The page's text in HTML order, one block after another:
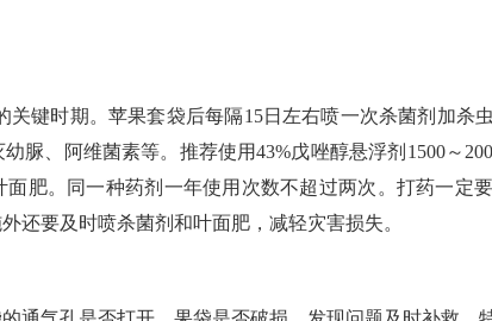
关键时期。苹果套袋后每隔15日左右喷一次杀菌剂加杀
脲、阿维菌素等。推荐使用43%戊唑醇悬浮剂1500～
面肥。同一种药剂一年使用次数不超过两次。打药一定
还要及时喷杀菌剂和叶面肥，减轻灾害损失。